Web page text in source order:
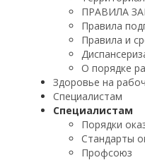
ПРАВИЛА
Правила
Правила и
О порядке
Здоровье на
Специалистам
Специалистам
Порядки
Стандарты
Профсоюз